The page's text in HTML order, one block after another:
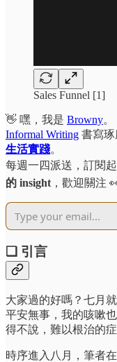
Sales Funnel [1]
👋 嘿，我是 Browny。
Informal Writing 書寫琢
生活實踐。
每週一四派送，訂閱
的 insight ，歡迎關注
❏ 引言
大家過的好嗎？七月
平安無事，我的咳嗽
得不說，難以根治的
時序進入八月，筆者